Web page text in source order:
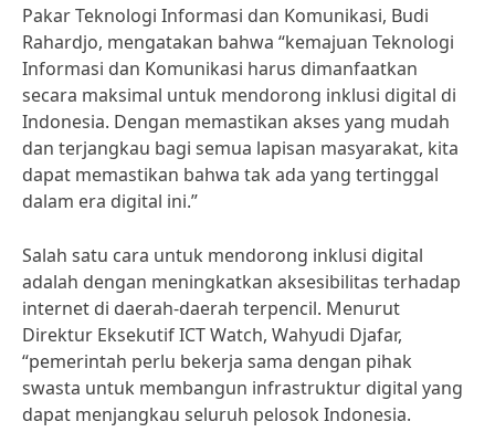
Pakar Teknologi Informasi dan Komunikasi, Budi
Rahardjo, mengatakan bahwa “kemajuan Teknologi
Informasi dan Komunikasi harus dimanfaatkan
secara maksimal untuk mendorong inklusi digital di
Indonesia. Dengan memastikan akses yang mudah
dan terjangkau bagi semua lapisan masyarakat, kita
dapat memastikan bahwa tak ada yang tertinggal
dalam era digital ini.”
Salah satu cara untuk mendorong inklusi digital
adalah dengan meningkatkan aksesibilitas terhadap
internet di daerah-daerah terpencil. Menurut
Direktur Eksekutif ICT Watch, Wahyudi Djafar,
“pemerintah perlu bekerja sama dengan pihak
swasta untuk membangun infrastruktur digital yang
dapat menjangkau seluruh pelosok Indonesia.